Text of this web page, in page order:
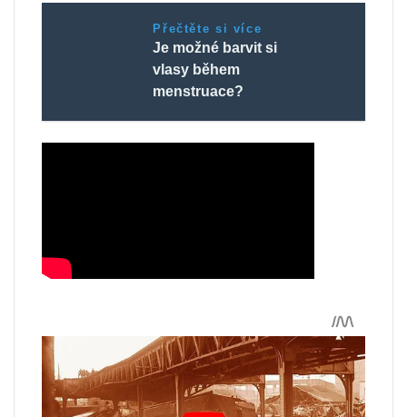
Přečtěte si více
Je možné barvit si
vlasy během
menstruace?